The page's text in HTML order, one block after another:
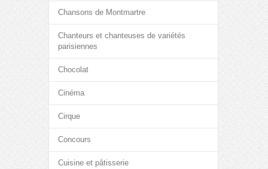
Chansons de Montmartre
Chanteurs et chanteuses de variétés
parisiennes
Chocolat
Cinéma
Cirque
Concours
Cuisine et pâtisserie